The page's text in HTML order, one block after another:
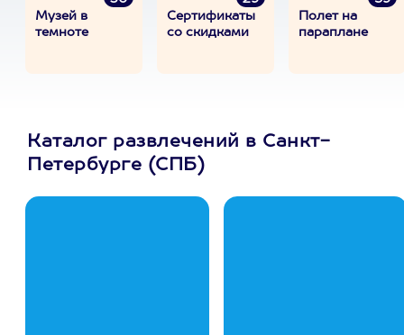
Музей в
темноте
Сертификаты
со скидками
Полет на
параплане
Каталог развлечений в Санкт-
Петербурге (СПБ)